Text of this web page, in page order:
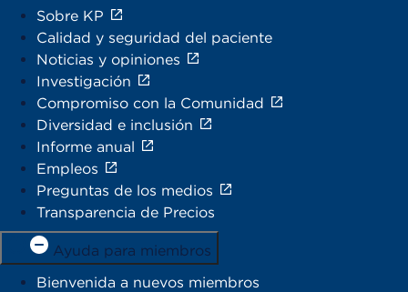
Sobre KP
Calidad y seguridad del paciente
Noticias y opiniones
Investigación
Compromiso con la Comunidad
Diversidad e inclusión
Informe anual
Empleos
Preguntas de los medios
Transparencia de Precios
Ayuda para miembros
Bienvenida a nuevos miembros